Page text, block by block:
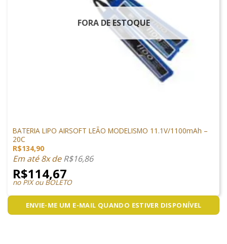
FORA DE ESTOQUE
BATERIA LIPO AIRSOFT LEÃO MODELISMO 11.1V/1100mAh –
20C
R$134,90
Em até 8x deR$16,86
R$114,67
no PIX ou BOLETO
ENVIE-ME UM E-MAIL QUANDO ESTIVER DISPONÍVEL